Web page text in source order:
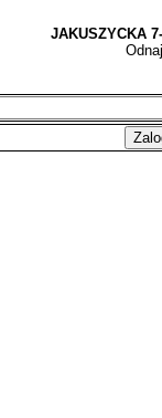
JAKUSZYCKA